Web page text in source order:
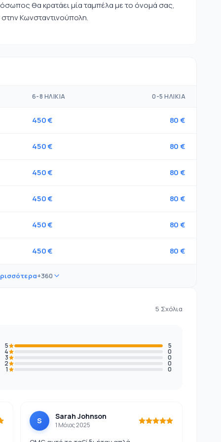
θα κρατάει μία ταμπέλα με το όνομά σας,
Κωνσταντινούπολη.
6-8 ΗΛΙΚΊΑ 0-5 ΗΛΙΚΊΑ
450 € 80 €
450 € 80 €
450 € 80 €
450 € 80 €
450 € 80 €
450 € 80 €
+360
5 Σχόλια
5 5
4 0
3 0
2 0
1 0
S Sarah Johnson
1 Μάιος 2025